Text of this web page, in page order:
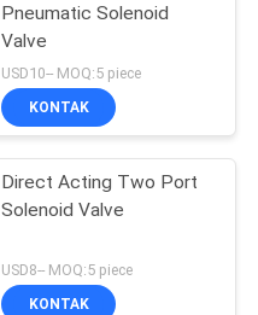
Pneumatic Solenoid
Valve
USD10-- MOQ:5 piece
KONTAK
Direct Acting Two Port
Solenoid Valve
USD8-- MOQ:5 piece
KONTAK